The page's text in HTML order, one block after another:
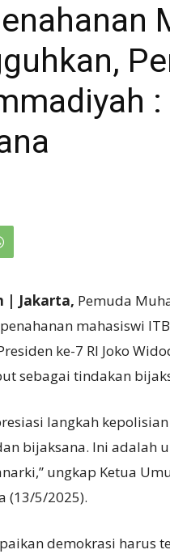
| Jakarta, Pemuda
mahasiswi
ke-7 RI Joko
sebagai tindakan
langkah
bijaksana. Ini adalah
ungkap Ketua
(13/5/2025).
demokrasi harus